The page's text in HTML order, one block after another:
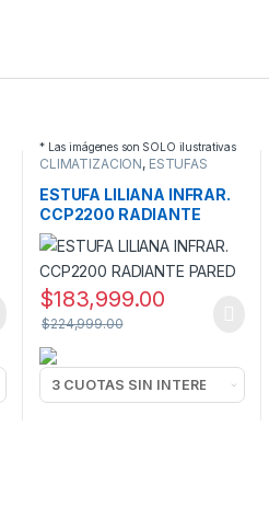
* Las imágenes son SOLO ilustrativas
CLIMATIZACION, ESTUFAS
ESTUFA LILIANA INFRAR.
CCP2200 RADIANTE
PARED
$183,999.00
$224,999.00